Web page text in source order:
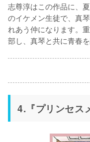
志尊淳はこの作品に、
のイケメン生徒で、真
れあう仲になります。
部し、真琴と共に青春
4.『プリンセス